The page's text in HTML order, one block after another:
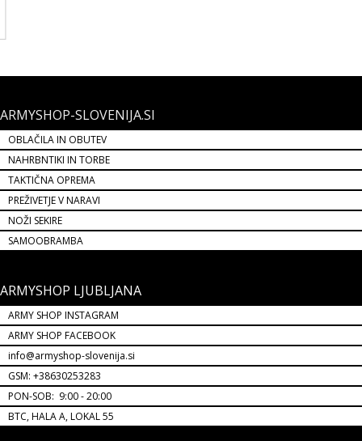
ARMYSHOP-SLOVENIJA.SI
OBLAČILA IN OBUTEV
NAHRBNTIKI IN TORBE
TAKTIČNA OPREMA
PREŽIVETJE V NARAVI
NOŽI SEKIRE
SAMOOBRAMBA
ARMYSHOP LJUBLJANA
ARMY SHOP INSTAGRAM
ARMY SHOP FACEBOOK
info@armyshop-slovenija.si
GSM: +38630253283
PON-SOB: 9:00 - 20:00
BTC, HALA A, LOKAL 55